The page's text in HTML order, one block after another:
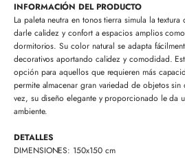
INFORMACIÓN DEL PRODUCTO
La paleta neutra en tonos tierra simula la
darle calidez y confort a espacios amplios
dormitorios. Su color natural se adapta
decorativos aportando calidez y comodidad.
opción para aquellos que requieren más
permite almacenar gran variedad de objetos
vez, su diseño elegante y proporcionado le da
ambiente.
DETALLES
DIMENSIONES: 150x150 cm